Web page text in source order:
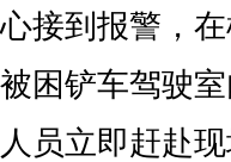
心接到报警，
被困铲车驾驶
人员立即赶赴现